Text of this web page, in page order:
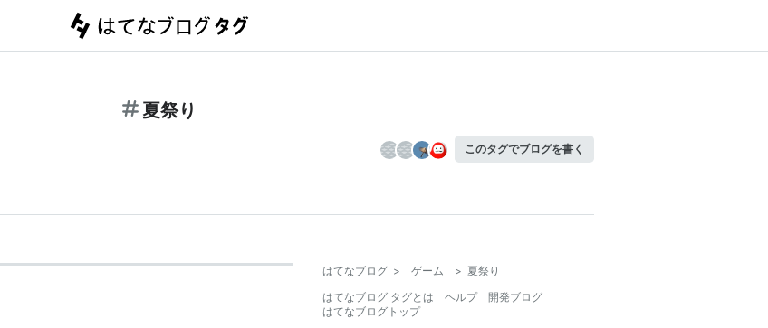
夏祭り
このタグでブログを書く
はてなブログ > ゲーム > 夏祭り
はてなブログ タグとは
ヘルプ
開発ブログ
はてなブログトップ